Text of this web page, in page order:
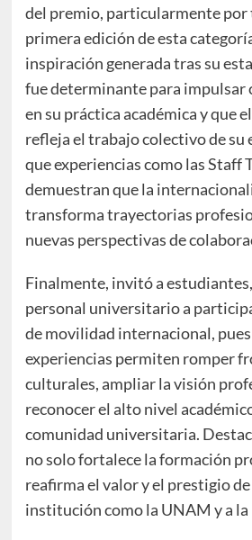
del premio, particularmente por
primera edición de esta
inspiración generada tras su
fue determinante para impulsar
en su práctica académica y que
refleja el trabajo colectivo de su
que experiencias como las Staff
demuestran que la
transforma trayectorias
nuevas perspectivas de
Finalmente, invitó a
personal universitario a
de movilidad internacional,
experiencias permiten romper
culturales, ampliar la visión
reconocer el alto nivel
comunidad universitaria.
no solo fortalece la formación
reafirma el valor y el prestigio
institución como la UNAM y a la